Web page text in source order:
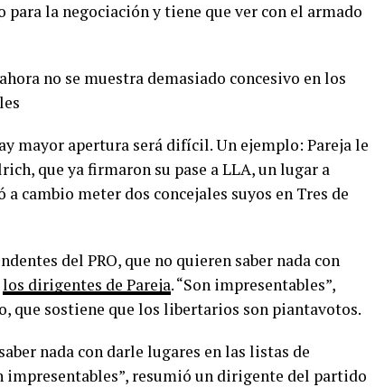
la negociación y tiene que ver con el armado
no se muestra demasiado concesivo en los
mayor apertura será difícil. Un ejemplo: Pareja le
que ya firmaron su pase a LLA, un lugar a
cambio meter dos concejales suyos en Tres de
del PRO, que no quieren saber nada con
los dirigentes de Pareja. “Son impresentables”,
sostiene que los libertarios son piantavotos.
nada con darle lugares en las listas de
impresentables”, resumió un dirigente del partido